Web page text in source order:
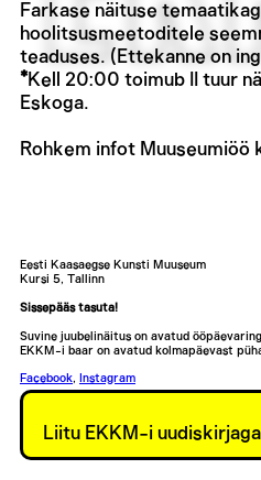
Farkase näituse
hoolitsusmeetoditele
teaduses. (Ettekanne on
*Kell 20:00 toimub II tuur
Eskoga.
Rohkem infot Muuseumiöö
Eesti Kaasaegse Kunsti Muuseum
Kursi 5, Tallinn
Sissepääs tasuta!
Suvine juubelinäitus on avatud
EKKM-i baar on avatud kolmapäevast
Facebook, Instagram
Liitu EKKM-i uudiskirjaga